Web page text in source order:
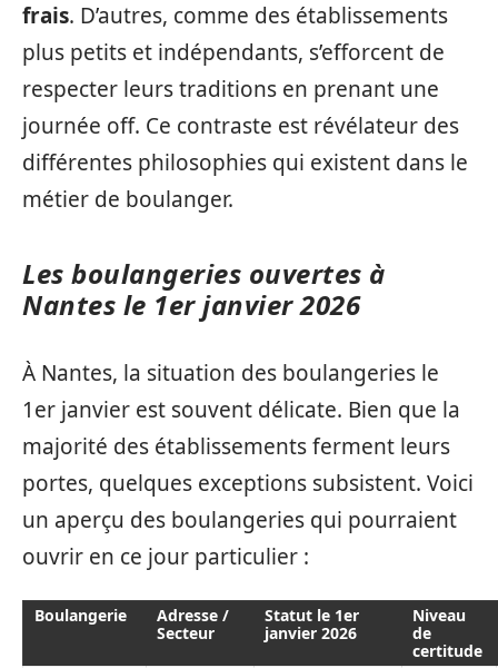
frais. D’autres, comme des établissements
plus petits et indépendants, s’efforcent de
respecter leurs traditions en prenant une
journée off. Ce contraste est révélateur des
différentes philosophies qui existent dans le
métier de boulanger.
Les boulangeries ouvertes à
Nantes le 1er janvier 2026
À Nantes, la situation des boulangeries le
1er janvier est souvent délicate. Bien que la
majorité des établissements ferment leurs
portes, quelques exceptions subsistent. Voici
un aperçu des boulangeries qui pourraient
ouvrir en ce jour particulier :
Boulangerie
Adresse /
Secteur
Statut le 1er
janvier 2026
Niveau
de
certitude